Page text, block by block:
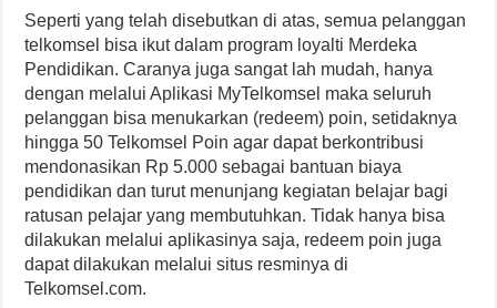
Seperti yang telah disebutkan di atas, semua pelanggan
telkomsel bisa ikut dalam program loyalti Merdeka
Pendidikan. Caranya juga sangat lah mudah, hanya
dengan melalui Aplikasi MyTelkomsel maka seluruh
pelanggan bisa menukarkan (redeem) poin, setidaknya
hingga 50 Telkomsel Poin agar dapat berkontribusi
mendonasikan Rp 5.000 sebagai bantuan biaya
pendidikan dan turut menunjang kegiatan belajar bagi
ratusan pelajar yang membutuhkan. Tidak hanya bisa
dilakukan melalui aplikasinya saja, redeem poin juga
dapat dilakukan melalui situs resminya di
Telkomsel.com.